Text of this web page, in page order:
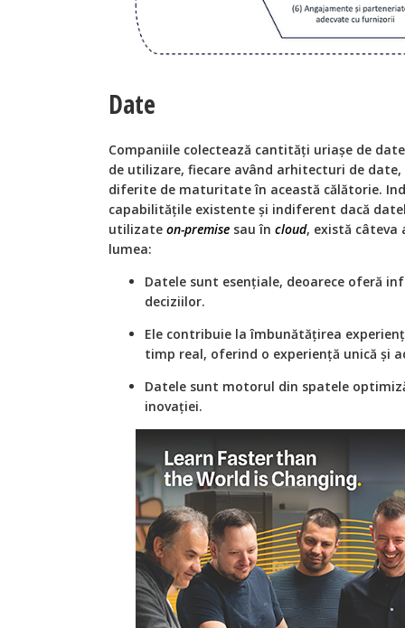
Date
Companiile colectează cantități uriașe de
de utilizare, fiecare având arhitecturi de
diferite de maturitate în această călătorie.
capabilitățile existente și indiferent dacă
utilizate on-premise sau în cloud, există câteva
lumea:
Datele sunt esențiale, deoarece oferă
deciziilor.
Ele contribuie la îmbunătățirea
timp real, oferind o experiență unică și
Datele sunt motorul din spatele
inovației.